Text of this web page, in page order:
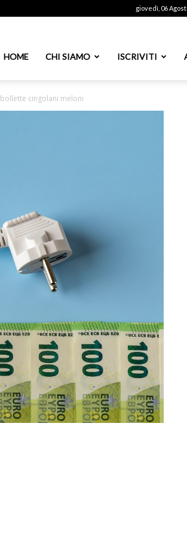
giovedì, 06
HOME CHI SIAMO ISCRIVITI
bollette cingolani meloni